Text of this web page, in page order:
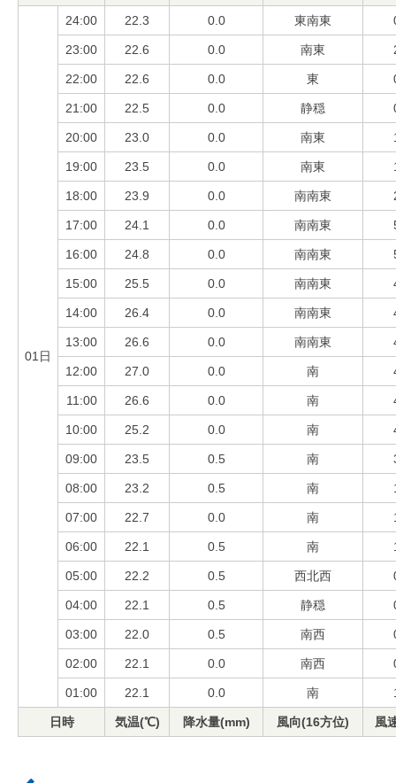
01日
24:00 22.3 0.0 東南東
23:00 22.6 0.0 南東
22:00 22.6 0.0 東
21:00 22.5 0.0 静穏
20:00 23.0 0.0 南東
19:00 23.5 0.0 南東
18:00 23.9 0.0 南南東
17:00 24.1 0.0 南南東
16:00 24.8 0.0 南南東
15:00 25.5 0.0 南南東
14:00 26.4 0.0 南南東
13:00 26.6 0.0 南南東
12:00 27.0 0.0 南
11:00 26.6 0.0 南
10:00 25.2 0.0 南
09:00 23.5 0.5 南
08:00 23.2 0.5 南
07:00 22.7 0.0 南
06:00 22.1 0.5 南
05:00 22.2 0.5 西北西
04:00 22.1 0.5 静穏
03:00 22.0 0.5 南西
02:00 22.1 0.0 南西
01:00 22.1 0.0 南
日時 気温(℃) 降水量(mm) 風向(16方位) 風